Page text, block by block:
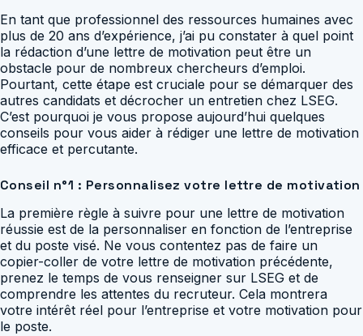
En tant que professionnel des ressources humaines avec
plus de 20 ans d’expérience, j’ai pu constater à quel point
la rédaction d’une lettre de motivation peut être un
obstacle pour de nombreux chercheurs d’emploi.
Pourtant, cette étape est cruciale pour se démarquer des
autres candidats et décrocher un entretien chez LSEG.
C’est pourquoi je vous propose aujourd’hui quelques
conseils pour vous aider à rédiger une lettre de motivation
efficace et percutante.
Conseil n°1 : Personnalisez votre lettre de motivation
La première règle à suivre pour une lettre de motivation
réussie est de la personnaliser en fonction de l’entreprise
et du poste visé. Ne vous contentez pas de faire un
copier-coller de votre lettre de motivation précédente,
prenez le temps de vous renseigner sur LSEG et de
comprendre les attentes du recruteur. Cela montrera
votre intérêt réel pour l’entreprise et votre motivation pour
le poste.